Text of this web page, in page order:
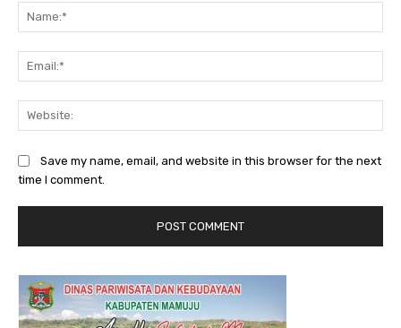
Save my name, email, and website in this browser for the next
time I comment.